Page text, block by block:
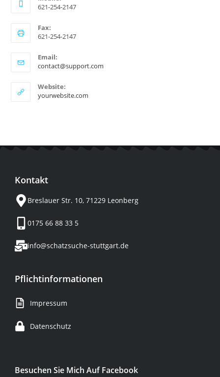
621-254-2147
Fax:
621-254-2147
Email:
contact@support.com
Website:
yourwebsite.com
Kontakt
Breslauer Str. 10, 71229 Leonberg
0175 66 88 33 5
info@schatzsuche-stuttgart.de
Pflichtinformationen
Impressum
Datenschutz
Besuchen Sie Mich Auf Facebook